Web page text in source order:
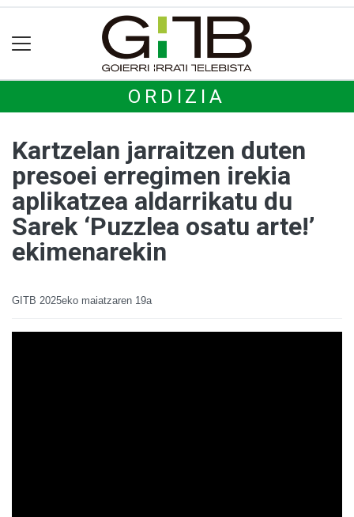
ORDIZIA
Kartzelan jarraitzen duten
presoei erregimen irekia
aplikatzea aldarrikatu du
Sarek ‘Puzzlea osatu arte!’
ekimenarekin
GITB 2025eko maiatzaren 19a